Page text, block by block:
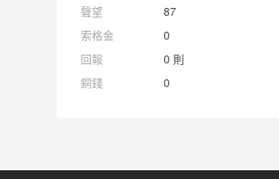
聲望
87
索格金
0
回報
0 則
銅錢
0